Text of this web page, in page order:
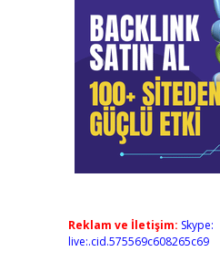
Reklam ve İletişim: Skype:
live:.cid.575569c608265c69